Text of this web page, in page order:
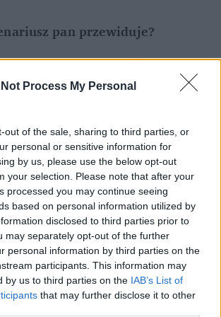
Not Process My Personal
out of the sale, sharing to third parties, or
personal or sensitive information for
by us, please use the below opt-out
your selection. Please note that after your
processed you may continue seeing
based on personal information utilized by
disclosed to third parties prior to
may separately opt-out of the further
personal information by third parties on the
participants. This information may
by us to third parties on the IAB’s List of
that may further disclose it to other
pan przewiduje?
trudna strona amerykańskiej
w Iraku. I teraz też: dobrze,
ale co dalej? W tym przypadku
Mam jednak nadzieję, że
umożliwienia powrotu do
opozycji, także
o Marię Corinę Machado, laureatkę
Nobla i liderkę wenezuelskiej
grudniu opuściła kraj w przebraniu –
aby to właśnie Wenezuelczycy z
odbudowali kraj tak,